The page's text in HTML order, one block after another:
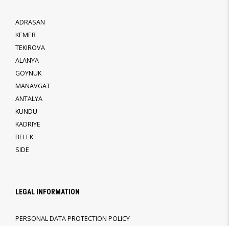
ADRASAN
KEMER
TEKIROVA
ALANYA
GOYNUK
MANAVGAT
ANTALYA
KUNDU
KADRIYE
BELEK
SIDE
LEGAL INFORMATION
PERSONAL DATA PROTECTION POLICY